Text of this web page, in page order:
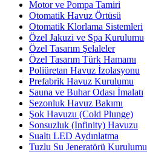
Motor ve Pompa Tamiri
Otomatik Havuz Örtüsü
Otomatik Klorlama Sistemleri
Özel Jakuzi ve Spa Kurulumu
Özel Tasarım Şelaleler
Özel Tasarım Türk Hamamı
Poliüretan Havuz İzolasyonu
Prefabrik Havuz Kurulumu
Sauna ve Buhar Odası İmalatı
Sezonluk Havuz Bakımı
Şok Havuzu (Cold Plunge)
Sonsuzluk (Infinity) Havuzu
Sualtı LED Aydınlatma
Tuzlu Su Jeneratörü Kurulumu